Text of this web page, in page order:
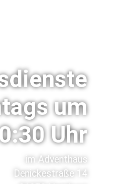
um
Uhr
im Adventhaus
Denickestraße 14